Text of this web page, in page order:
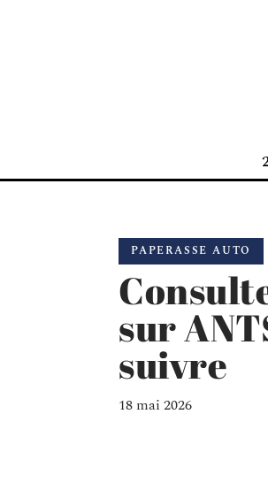
PAPERASSE AUTO
sur
suivre
18 mai 2026